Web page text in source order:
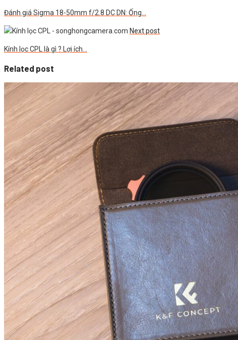
Đánh giá Sigma 18-50mm f/2.8 DC DN: Ống…
Next post
Kính lọc CPL là gì ? Lợi ích…
Related post